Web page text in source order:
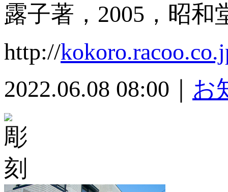
露子著，2005，昭和
http://
2022.06.08 08:00｜ お